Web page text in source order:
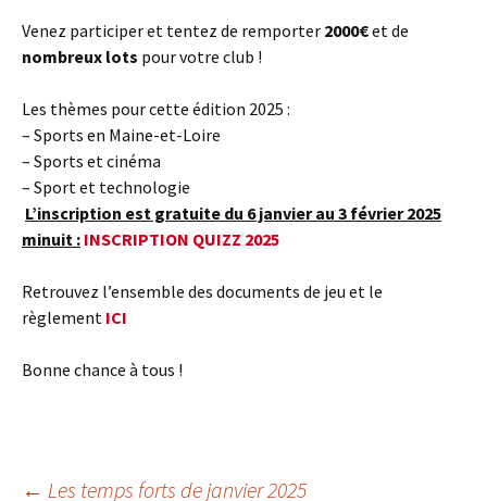
Venez participer et tentez de remporter 2000€et de
nombreux lots pour votre club !
Les thèmes pour cette édition 2025 :
– Sports en Maine-et-Loire
– Sports et cinéma
– Sport et technologie
L’inscription est gratuite du 6 janvier au 3 février 2025
minuit : INSCRIPTION QUIZZ 2025
Retrouvez l’ensemble des documents de jeu et le
règlement ICI
Bonne chance à tous !
← Les temps forts de janvier 2025